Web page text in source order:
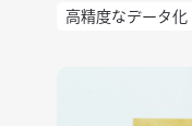
高精度なデータ化